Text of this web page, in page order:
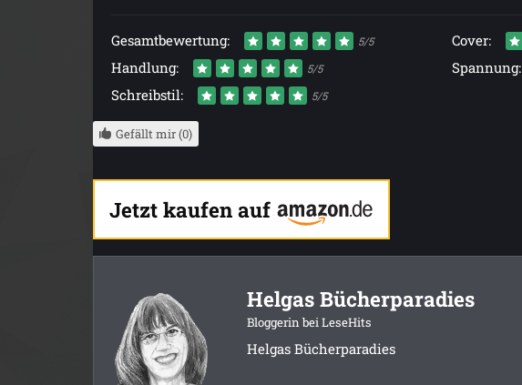
Gesamtbewertung: 5/5 Cover:
Handlung: 5/5 Spannung:
Schreibstil: 5/5
Gefällt mir (0)
Jetzt kaufen auf
Helgas Bücherparadies
Bloggerin bei LeseHits
Helgas Bücherparadies